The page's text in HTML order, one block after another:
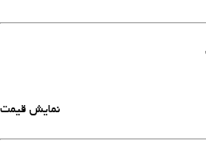
نمایش قیمت